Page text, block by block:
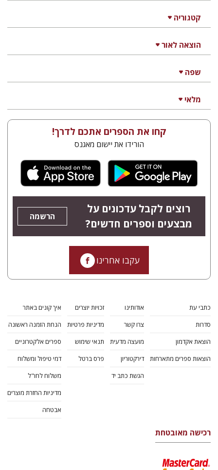
קטגוריה
הוצאה לאור
שפה
מלאי
קחו את הספרים אתכם לדרך!
הורידו את יישום מאגנס
רוצים לקבל עדכונים על
מבצעים וספרים חדשים?
הרשמה
עקבו אחרינו
כתבי עת
סדרות
הוצאת אקדמון
הוצאות ספרים מתארחות
אודותינו
צרו קשר
מועצה מדעית
דירקטוריון
הגשת כתב יד
זכויות יוצרים
מדיניות פרטיות
תנאי שימוש
פרס ברטל
איך קונים באתר
הנחת הזמנה ראשונה
ספרים אלקטרוניים
דמי טיפול ומשלוח
משלוח לחו"ל
מדיניות החזרת מוצרים
אבטחה
רכישה מאובטחת